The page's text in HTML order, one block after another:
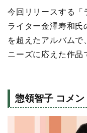
今回リリースする「
ライター金澤寿和氏
を超えたアルバム
ニーズに応えた作品
惣領智子 コメン